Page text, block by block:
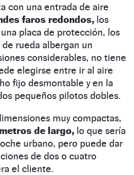
con una entrada de aire
faros redondos, los
placa de protección, los
rueda albergan un
considerables, no tiene
elegirse entre ir al aire
fijo desmontable y en la
pequeños pilotos dobles.
muy compactas,
de largo, lo que sería
urbano, pero puede dar
de dos o cuatro
el cliente.